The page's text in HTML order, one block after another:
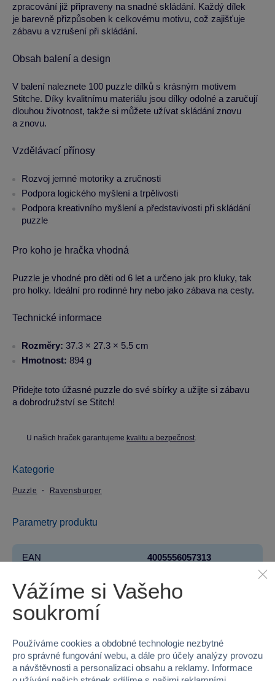
zpracování již připraveny na snadné skládání. Každý dílek
je barevně přizpůsoben k celkovému motivu, což zajišťuje
zábavu a vzrušení při skládání.
Obsah balení a design
V balení naleznete 100 puzzle dílků s krásným motivem
Stitche. Díky kvalitnímu materiálu jsou dílky odolné a zaručují
dlouhou životnost, takže si můžete užívat skládání znovu
a znovu.
Vzdělávací přínosy
Rozvoj jemné motoriky a zručnosti
Podpora logického myšlení a trpělivosti
Podpora kreativního myšlení a představivosti při skládání
puzzle
Pro koho je hračka vhodná
Puzzle je vhodné pro děti od 6 let a určeno jak pro kluky, tak
pro holky. Ideální pro rodinné hry nebo jako zábava na cesty.
Technické informace
Rozměry: 37.3 × 27.3 × 5.5 cm
Hmotnost: 894 g
Přidejte toto úžasné puzzle do své sbírky a užijte si zábavu
a dobrodružství se Stitch!
U našich hraček garantujeme kvalitu a bezpečnost.
Kategorie
Puzzle Ravensburger
Parametry produktu
EAN 4005556057313
Kód produktu 958-57313
Značka
Licence DISNEY
Řada LILO & STITCH
Vážíme si Vašeho
soukromí
Používáme cookies a obdobné technologie nezbytné
pro správné fungování webu, a dále pro účely analýzy provozu
a návštěvnosti a personalizaci obsahu a reklamy. Informace